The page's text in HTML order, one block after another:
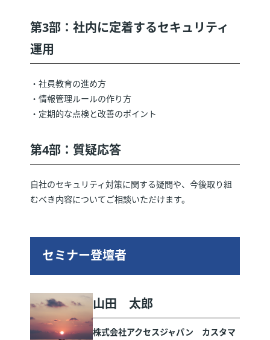
第3部：社内に定着するセキュリティ
運用
・社員教育の進め方
・情報管理ルールの作り方
・定期的な点検と改善のポイント
第4部：質疑応答
自社のセキュリティ対策に関する疑問や、今後取り組
むべき内容についてご相談いただけます。
セミナー登壇者
山田 太郎
株式会社アクセスジャパン カスタマ